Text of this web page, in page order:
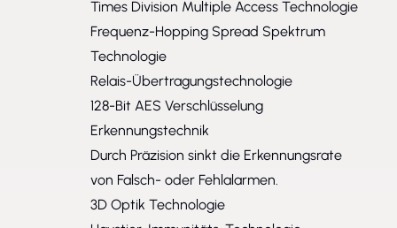
Times Division Multiple Access Technologie
Frequenz-Hopping Spread Spektrum
Technologie
Relais-Übertragungstechnologie
128-Bit AES Verschlüsselung
Erkennungstechnik
Durch Präzision sinkt die Erkennungsrate
von Falsch- oder Fehlalarmen.
3D Optik Technologie